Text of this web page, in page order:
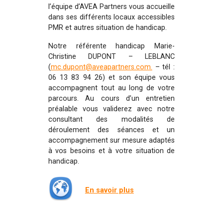
l’équipe d’AVEA Partners vous accueille
dans ses différents locaux accessibles
PMR et autres situation de handicap.
Notre référente handicap Marie-
Christine DUPONT – LEBLANC
(mc.dupont@aveapartners.com. – tél :
06 13 83 94 26) et son équipe vous
accompagnent tout au long de votre
parcours. Au cours d’un entretien
préalable vous validerez avec notre
consultant des modalités de
déroulement des séances et un
accompagnement sur mesure adaptés
à vos besoins et à votre situation de
handicap.
En savoir plus